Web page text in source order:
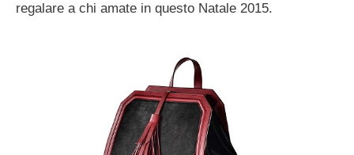
regalare a chi amate in questo Natale 2015.